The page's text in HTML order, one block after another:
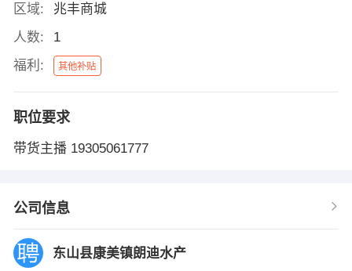
区域:
兆丰商城
人数:
1
福利:
其他补贴
职位要求
带货主播 19305061777
公司信息
东山县康美镇朗迪水产